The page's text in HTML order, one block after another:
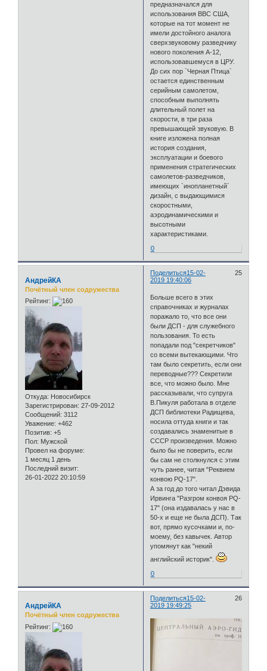
предназначался для
использования ВВС США,
которые на тот момент не
имели достойного аналога
сверхзвуковому разведчику
нового поколения A-12,
использовавшемуся в ЦРУ.
До сих пор `Черная Птица`
остается единственным
серийным самолетом,
способным выполнять
длительный полет на
скорости, в три раза
превышающей звуковую. В
книге изложена полная
история создания,
эксплуатации и боевого
применения стратегических
самолетов-разведчиков,
имеющих `инопланетный`
дизайн, с выдающимися
скоростными,
аэродинамическими и
высотными
характеристиками.
0
Поделиться 25
15-02-
2019 19:40:06
АндрейКА
Почётный член содружества
Рейтинг:
Откуда: Новосибирск
Зарегистрирован: 27-09-2012
Сообщений: 3112
Уважение: +462
Позитив: +5
Пол: Мужской
Провел на форуме:
1 месяц 1 день
Последний визит:
26-01-2022 20:10:59
Больше всего в этих
справочниках и журналах
поражало то, что все они
были ДСП - для служебного
пользования. То есть
попадали под "секретчиков"
со всеми вытекающими. Что
там было секретить, если они
переводные??? Секретили
все, что можно было. Мне
рассказывали, что супруга
В.Пикуля работала в отделе
ДСП библиотеки Радищева,
носила оттуда книги и так
создавались знаменитые в
СССР произведения. Можно
было бы не поверить, если
бы сам не столкнулся с этим
чуть ранее, читая "Реквием
конвою PQ-17".
А за год до того читал Дэвида
Ирвинга "Разгром конвоя PQ-
17" (она издавалась у нас в
50-х и еще не была ДСП). Так
вот, прямо кусочками и, по-
моему, без кавычек. Автор
упомянут как "некий
английский историк".
0
Поделиться 26
15-02-
2019 19:49:25
АндрейКА
Почётный член содружества
Рейтинг: